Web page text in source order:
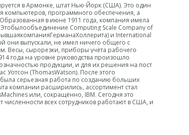
в Армонке, штат Нью-Йорк (США). Это один
компьютеров, программного обеспечения, а
в июне 1911 года, компания имела
Этобылообъединение Computing Scale Company of
) и International
они выпускали, не имел ничего общего с
Весы, сырорезки, приборы учёта рабочего
года на уровне руководства произошло
продукции, и для их решения на пост
Уотсон (ThomasWatson). После этого
серьезная работа по созданию больших
компании расширились, ассортимент стал
или, сокращённо, IBM. Сегодня это
всех сотрудников работают в США, и